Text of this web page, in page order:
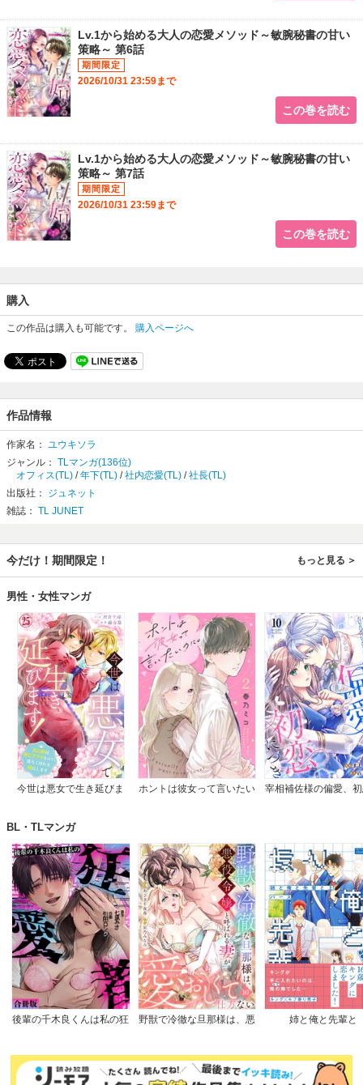
Lv.1から始める大人の恋愛メソッド～敏腕秘書の甘い
策略～ 第6話
2026/10/31 23:59まで
この巻を読む
Lv.1から始める大人の恋愛メソッド～敏腕秘書の甘い
策略～ 第7話
2026/10/31 23:59まで
この巻を読む
購入
この作品は購入も可能です。 購入ページへ
作品情報
作家名：
ユウキソラ
ジャンル： TLマンガ(136位)
オフィス(TL) /年下(TL) /社内恋愛(TL) /社長(TL)
出版社： ジュネット
雑誌： TL JUNET
今だけ！期間限定！ もっと見る
男性・女性マンガ
今世は悪女で生き延びま
します～
ホントは彼女って言いたい
宰相補佐様の偏愛、
BL・TLマンガ
後輩の千木良くんは私の狂
野獣で冷徹な旦那様は、悪
姉と俺と先輩と